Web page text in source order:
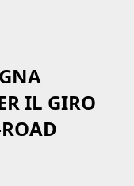
IL GIRO